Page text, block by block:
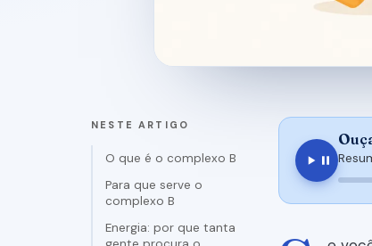
NESTE ARTIGO
O que é o complexo B
Para que serve o
complexo B
Energia: por que tanta